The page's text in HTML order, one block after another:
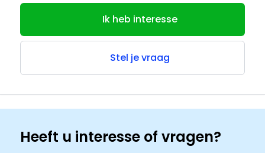
Ik heb interesse
Stel je vraag
Heeft u interesse of vragen?